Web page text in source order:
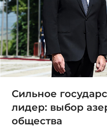
Сильное
лидер: выбор
общества